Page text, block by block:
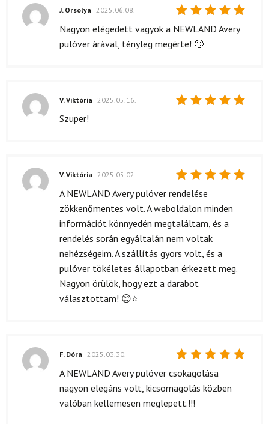
Értékelés:
J. Orsolya 2025.06.08.
Nagyon elégedett vagyok a NEWLAND Avery
pulóver árával, tényleg megérte! 🙂
V. Viktória 2025.05.16.
Szuper!
Értékelés:
V. Viktória 2025.05.02.
A NEWLAND Avery pulóver rendelése
zökkenőmentes volt. A weboldalon minden
információt könnyedén megtaláltam, és a
rendelés során egyáltalán nem voltak
nehézségeim. A szállítás gyors volt, és a
pulóver tökéletes állapotban érkezett meg.
Nagyon örülök, hogy ezt a darabot
választottam! 😊⭐
Értékelés:
/ 5
F. Dóra 2025.03.30.
A NEWLAND Avery pulóver csokagolása
nagyon elegáns volt, kicsomagolás közben
valóban kellemesen meglepett.!!!